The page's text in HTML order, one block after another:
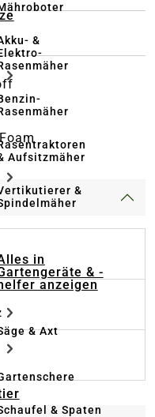
&
Aufsitzmäher
&
in
& -
anzeigen
& Axt
& Spaten